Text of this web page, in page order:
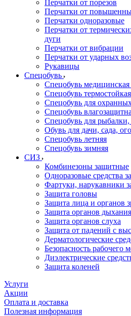
Перчатки от порезов
Перчатки от
Перчатки одноразовые
Перчатки от
дуги
Перчатки от вибрации
Перчатки от ударных
Рукавицы
Спецобувь
Спецобувь
Спецобувь термостойкая
Спецобувь для
Спецобувь
Спецобувь для рыбалки,
Обувь для дачи, сада,
Спецобувь летняя
Спецобувь зимняя
СИЗ
Комбинезоны защитные
Одноразовые средства
Фартуки, нарукавники
Защита головы
Защита лица и органов
Защита органов дыхания
Защита органов слуха
Защита от падений с
Дерматологические
Безопасность рабочего
Диэлектрические
Защита коленей
Услуги
Акции
Оплата и доставка
Полезная информация